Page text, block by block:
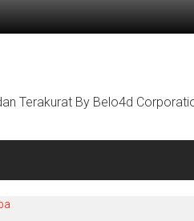
Terakurat By Belo4d